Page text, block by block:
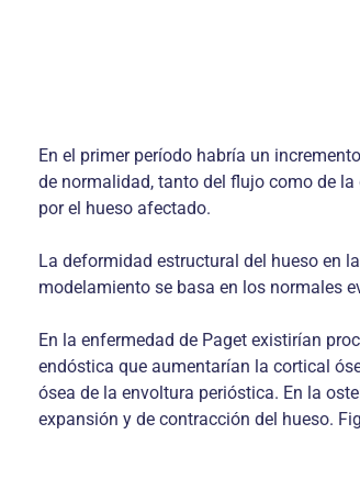
En el primer período habría un
de normalidad, tanto del flujo como de
por el hueso afectado.
La deformidad estructural del hueso en
modelamiento se basa en los normales
En la enfermedad de Paget existirían
endóstica que aumentarían la cortical
ósea de la envoltura perióstica. En la
expansión y de contracción del hueso.